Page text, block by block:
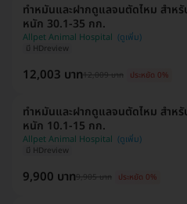
มี HDreview
ทำหมันและฝากดูแลจนตัดไหม สำห
หนัก 30.1-35 กก.
Allpet Animal Hospital
12,003 บาท12,009 บาท ประหยัด 0%
มี HDreview
ทำหมันและฝากดูแลจนตัดไหม สำห
หนัก 10.1-15 กก.
Allpet Animal Hospital
9,900 บาท9,905 บาท ประหยัด 0%